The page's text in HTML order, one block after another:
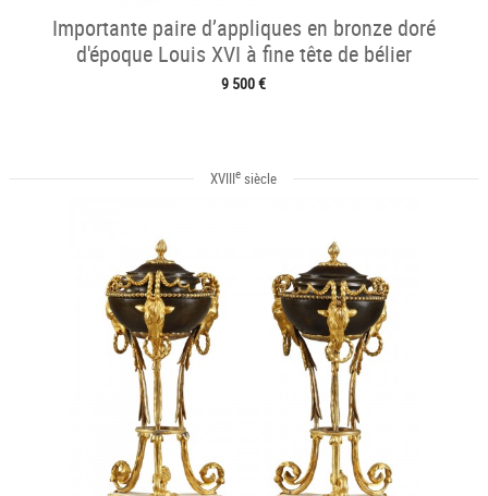
Importante paire d’appliques en bronze doré
d'époque Louis XVI à fine tête de bélier
9 500 €
XVIIIe siècle